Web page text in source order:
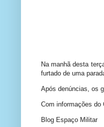
Na manhã desta
furtado de uma
Após denúncias, os
Com informações do
Blog Espaço Militar